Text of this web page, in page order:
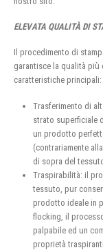
ELEVATA QUALITÀ DI
Il procedimento di
garantisce la qualità più
caratteristiche principali:
Trasferimento di
strato superficiale
un prodotto
(contrariamente
di sopra del
Traspirabilità: il
tessuto, pur
prodotto ideale in
flocking, il
palpabile ed un
proprietà traspiranti.